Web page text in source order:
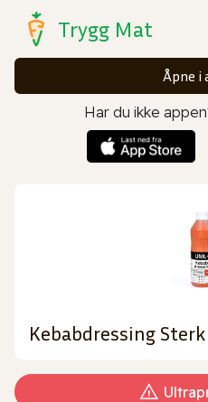
Trygg Mat
Åpne i
Har du ikke
Kebabdressing